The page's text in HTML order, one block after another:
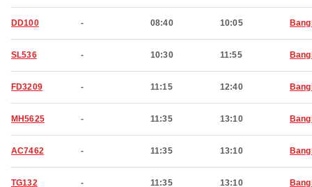
DD100 - 08:40 10:05
SL536 - 10:30 11:55
FD3209 - 11:15 12:40
MH5625 - 11:35 13:10
AC7462 - 11:35 13:10
TG132 - 11:35 13:10